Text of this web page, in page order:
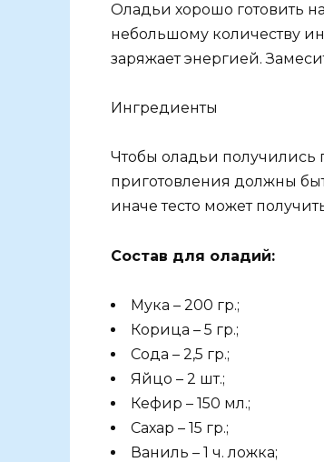
Оладьи хорошо готовить
небольшому количеству
заряжает энергией.
Ингредиенты
Чтобы оладьи
приготовления должны
иначе тесто может
Состав для оладий:
Мука – 200 гр.;
Корица – 5 гр.;
Сода – 2,5 гр.;
Яйцо – 2 шт.;
Кефир – 150 мл.;
Сахар – 15 гр.;
Ваниль – 1 ч. ложка;